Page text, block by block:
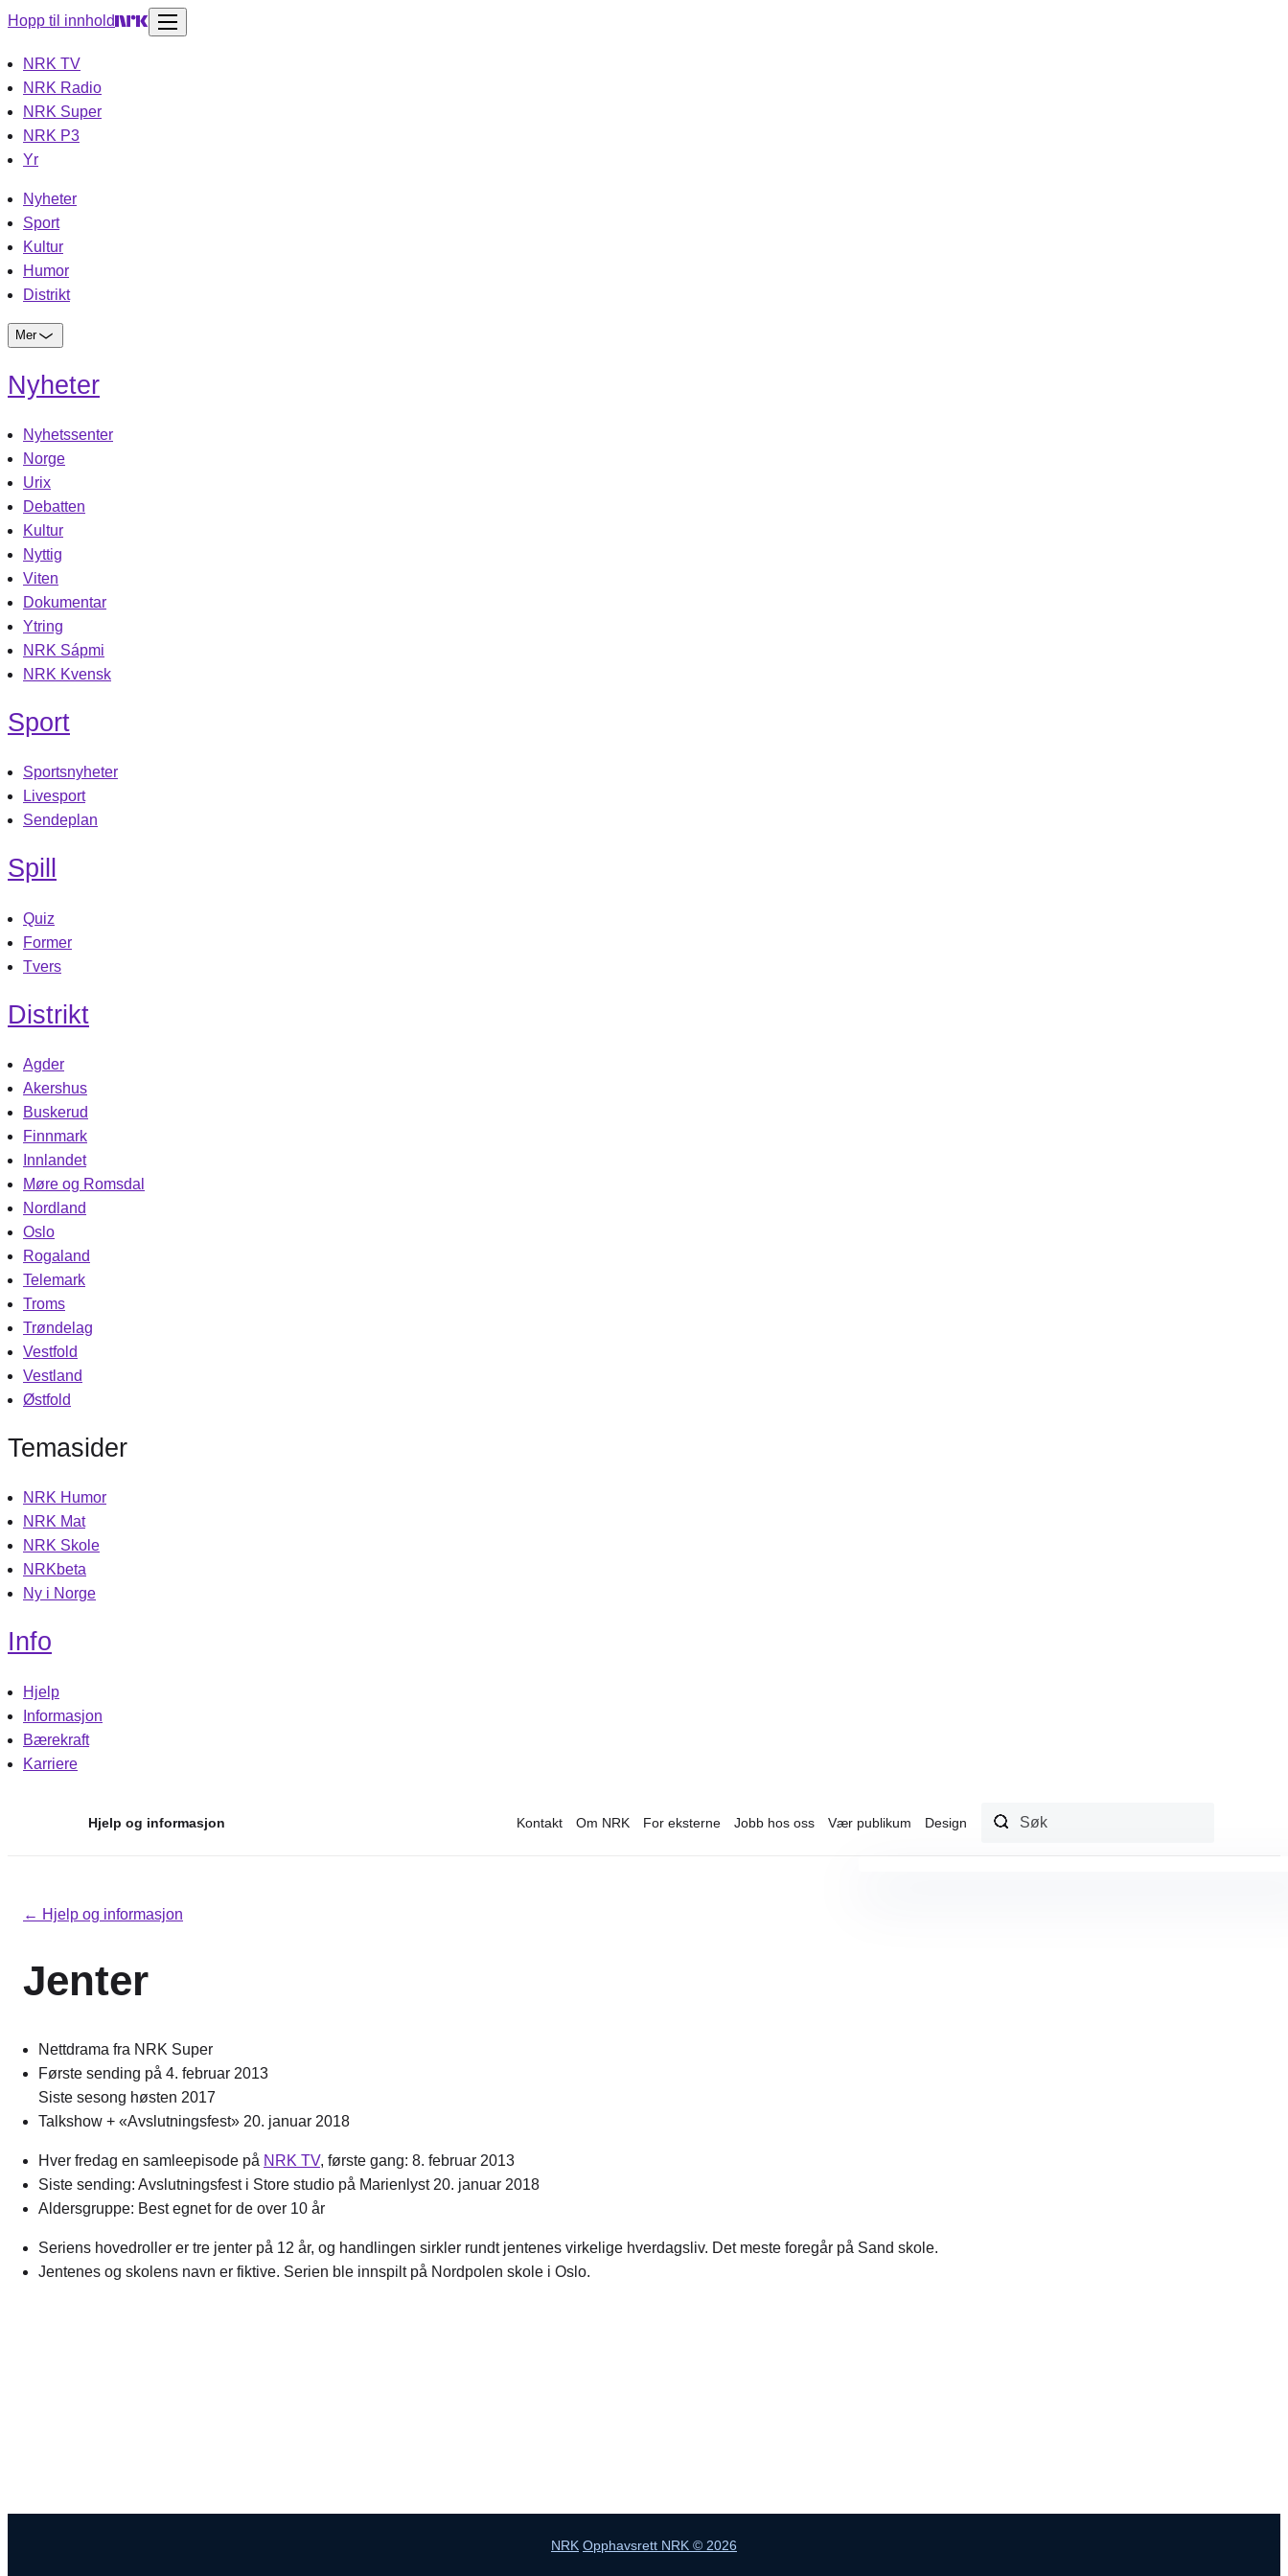
Hopp til innhold
NRK TV
NRK Radio
NRK Super
NRK P3
Yr
Nyheter
Sport
Kultur
Humor
Distrikt
Mer
Nyheter
Nyhetssenter
Norge
Urix
Debatten
Kultur
Nyttig
Viten
Dokumentar
Ytring
NRK Sápmi
NRK Kvensk
Sport
Sportsnyheter
Livesport
Sendeplan
Spill
Quiz
Former
Tvers
Distrikt
Agder
Akershus
Buskerud
Finnmark
Innlandet
Møre og Romsdal
Nordland
Oslo
Rogaland
Telemark
Troms
Trøndelag
Vestfold
Vestland
Østfold
Temasider
NRK Humor
NRK Mat
NRK Skole
NRKbeta
Ny i Norge
Info
Hjelp
Informasjon
Bærekraft
Karriere
Hjelp og informasjon Kontakt Om NRK For eksterne Jobb hos oss Vær publikum Design
innhold
← Hjelp og informasjon
Jenter
Nettdrama fra NRK Super
Første sending på 4. februar 2013
Siste sesong høsten 2017
Talkshow + «Avslutningsfest» 20. januar 2018
Hver fredag en samleepisode på NRK TV, første gang: 8. februar 2013
Siste sending: Avslutningsfest i Store studio på Marienlyst 20. januar 2018
Aldersgruppe: Best egnet for de over 10 år
Seriens hovedroller er tre jenter på 12 år, og handlingen sirkler rundt jentenes virkelige hverdagsliv. Det meste foregår på Sand skole.
Jentenes og skolens navn er fiktive. Serien ble innspilt på Nordpolen skole i Oslo.
NRK Opphavsrett NRK © 2026